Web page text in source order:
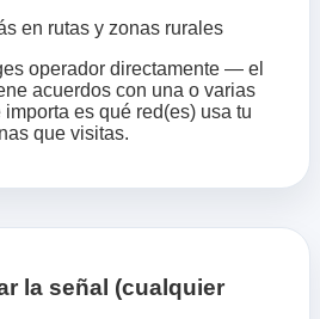
en rutas y zonas rurales
operador directamente — el
acuerdos con una o varias
es qué red(es) usa tu
que visitas.
la señal (cualquier